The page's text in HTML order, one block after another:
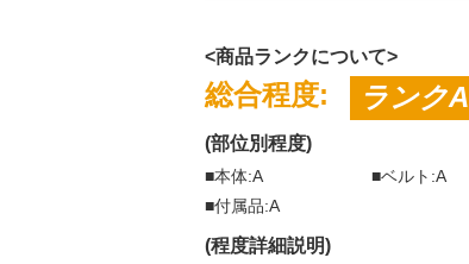
<商品ランクについて>
総合程度: ランクA
(部位別程度)
■本体:A
■ベルト:A
■付属品:A
(程度詳細説明)